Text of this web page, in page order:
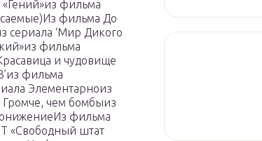
«Гений»из фильма
фильма До
сериала ‘Мир Дикого
фильма
и чудовище
фильма
Элементарноиз
чем бомбыиз
фильма
«Свободный штат